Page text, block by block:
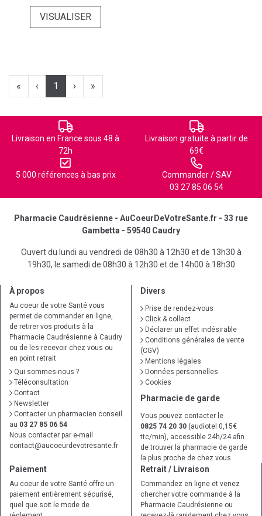
VISUALISER
« ‹ 1 › »
Livraison en France sous 48 à
72h
Livraison gratuite à partir de
69€
5 000 références à bas prix
Commander / SAV
03 27 85 06 54
Pharmacie Caudrésienne - AuCoeurDeVotreSante.fr - 33 rue
Gambetta - 59540 Caudry
Ouvert du lundi au vendredi de 08h30 à 12h30 et de 13h30 à
19h30, le samedi de 08h30 à 12h30 et de 14h00 à 18h30
À propos
Au coeur de votre Santé vous
permet de commander en ligne,
de retirer vos produits à la
Pharmacie Caudrésienne à Caudry
ou de les recevoir chez vous ou
en point retrait
Qui sommes-nous ?
Téléconsultation
Contact
Newsletter
Contacter un pharmacien conseil
au 03 27 85 06 54
Nous contacter par e-mail
contact@aucoeurdevotresante.fr
Divers
Prise de rendez-vous
Click & collect
Déclarer un effet indésirable
Conditions générales de vente
(CGV)
Mentions légales
Données personnelles
Cookies
Pharmacie de garde
Vous pouvez contacter le
0825 74 20 30 (audiotel 0,15€
ttc/min), accessible 24h/24 afin
de trouver la pharmacie de garde
la plus proche de chez vous
Paiement
Au coeur de votre Santé offre un
paiement entièrement sécurisé,
quel que soit le mode de
Retrait / Livraison
Commandez en ligne et venez
chercher votre commande à la
Pharmacie Caudrésienne ou